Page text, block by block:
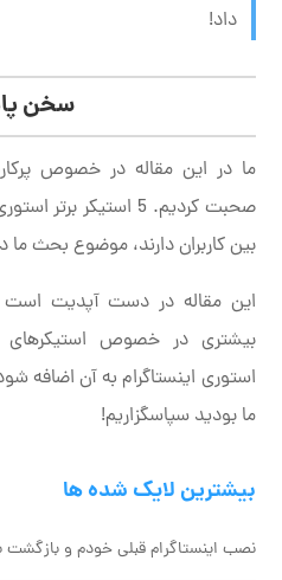
داد!
سخن
ما در این مقاله در خصوص
صحبت کردیم. 5 استیکر
بین کاربران دارند، موضوع بحث
این مقاله در دست آپدیت
بیشتری در خصوص استیکرهای
استوری اینستاگرام به آن اضافه
ما بودید سپاسگزاریم!
بیشترین لایک شده ها
نصب اینستاگرام قبلی خودم و بازگشت